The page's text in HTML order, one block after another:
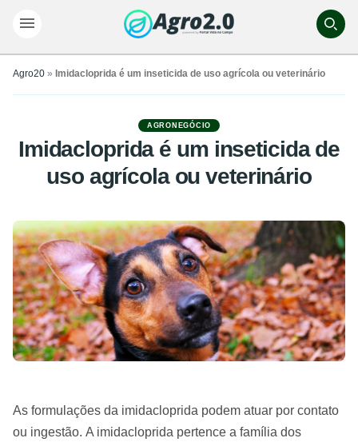
Agro20 » Imidacloprida é um inseticida de uso agrícola ou veterinário
AGRONEGÓCIO
Imidacloprida é um inseticida de
uso agrícola ou veterinário
As formulações da imidacloprida podem atuar por contato
ou ingestão. A imidacloprida pertence a família dos